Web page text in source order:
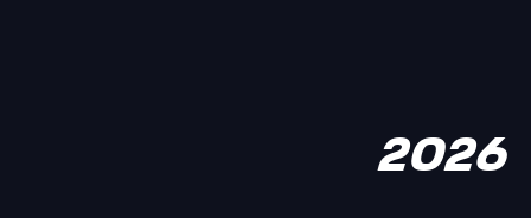
2026